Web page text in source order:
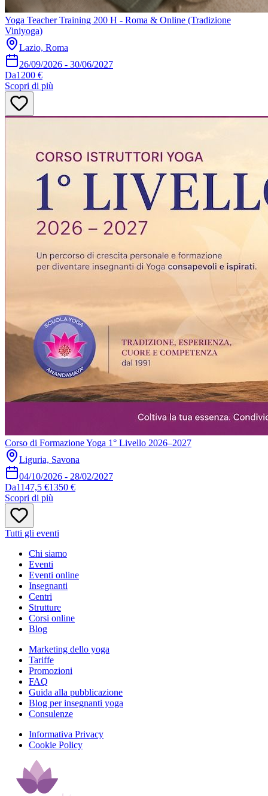
Yoga Teacher Training 200 H - Roma & Online (Tradizione
Viniyoga)
Lazio, Roma
26/09/2026 - 30/06/2027
Da1200 €
Scopri di più
Corso di Formazione Yoga 1° Livello 2026–2027
Liguria, Savona
04/10/2026 - 28/02/2027
Da1147,5 €1350 €
Scopri di più
Tutti gli eventi
Chi siamo
Eventi
Eventi online
Insegnanti
Centri
Strutture
Corsi online
Blog
Marketing dello yoga
Tariffe
Promozioni
FAQ
Guida alla pubblicazione
Blog per insegnanti yoga
Consulenze
Informativa Privacy
Cookie Policy